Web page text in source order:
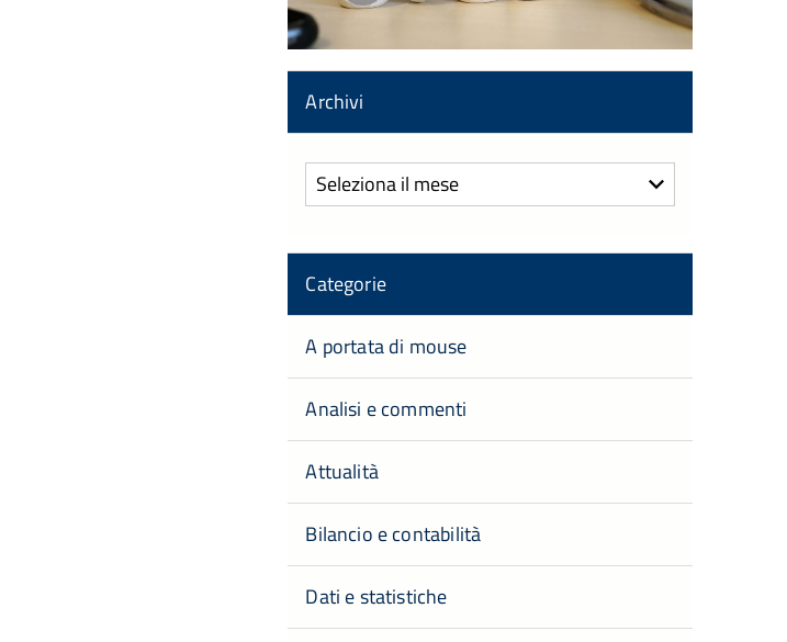
Archivi
Archivi
Categorie
A portata di mouse
Analisi e commenti
Attualità
Bilancio e contabilità
Dati e statistiche